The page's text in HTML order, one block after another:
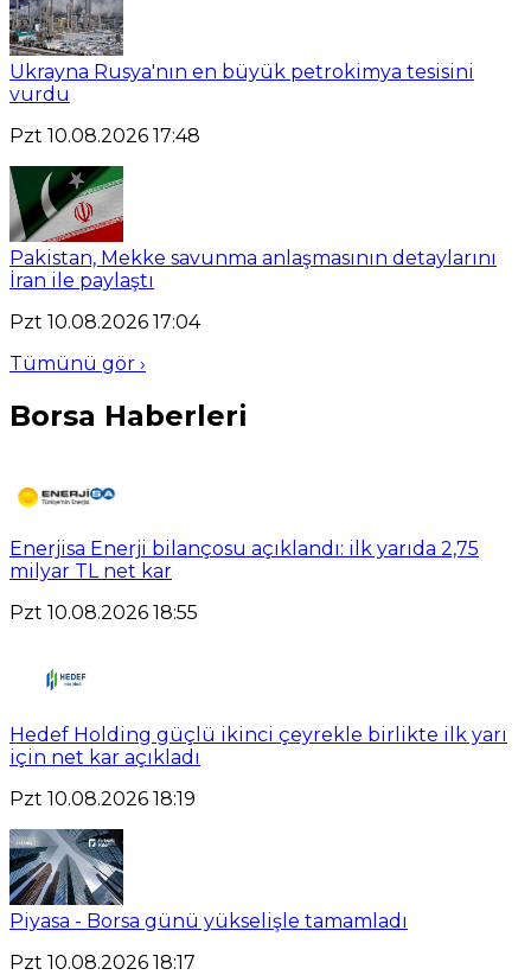
Ukrayna Rusya'nın en büyük petrokimya tesisini
vurdu
Pzt 10.08.2026 17:48
Pakistan, Mekke savunma anlaşmasının detaylarını
İran ile paylaştı
Pzt 10.08.2026 17:04
Tümünü gör ›
Borsa Haberleri
Enerjisa Enerji bilançosu açıklandı: ilk yarıda 2,75
milyar TL net kar
Pzt 10.08.2026 18:55
Hedef Holding güçlü ikinci çeyrekle birlikte ilk yarı
için net kar açıkladı
Pzt 10.08.2026 18:19
Piyasa - Borsa günü yükselişle tamamladı
Pzt 10.08.2026 18:17